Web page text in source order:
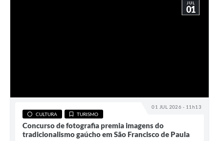
01 JUL 2026 - 11h13
JUL
01
CULTURA TURISMO
Concurso de fotografia premia imagens do
tradicionalismo gaúcho em São Francisco de Paula